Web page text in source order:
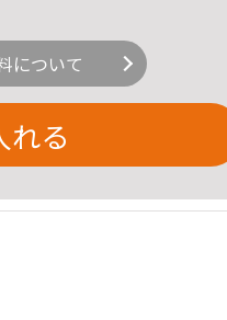
について
れる